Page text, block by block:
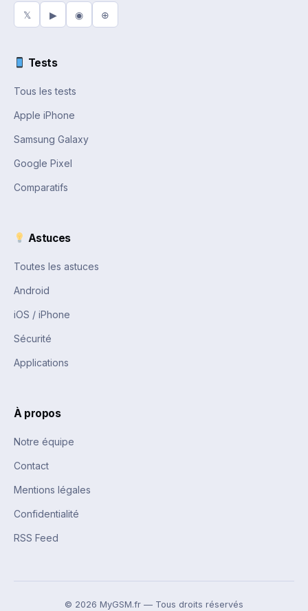
𝕏 ▶ ◉ ⊕
Tests
Tous les tests
Apple iPhone
Samsung Galaxy
Google Pixel
Comparatifs
Astuces
Toutes les astuces
Android
iOS / iPhone
Sécurité
Applications
À propos
Notre équipe
Contact
Mentions légales
Confidentialité
RSS Feed
© 2026 MyGSM.fr — Tous droits réservés